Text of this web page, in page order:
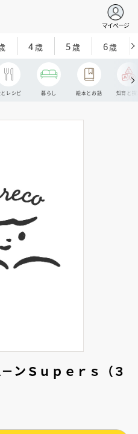
マイページ
4歳 5歳 6歳
レシピ 暮らし 絵本とお話 知育と探
ンＳｕｐｅｒｓ（３